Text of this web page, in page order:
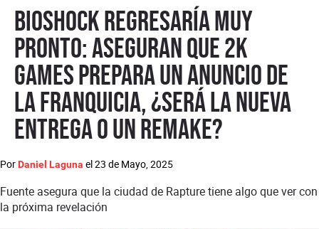
BioShock regresaría muy
pronto: aseguran que 2K
Games prepara un anuncio de
la franquicia, ¿será la nueva
entrega o un remake?
Por Daniel Laguna el23 de Mayo, 2025
Fuente asegura que la ciudad de Rapture tiene algo que ver con
la próxima revelación